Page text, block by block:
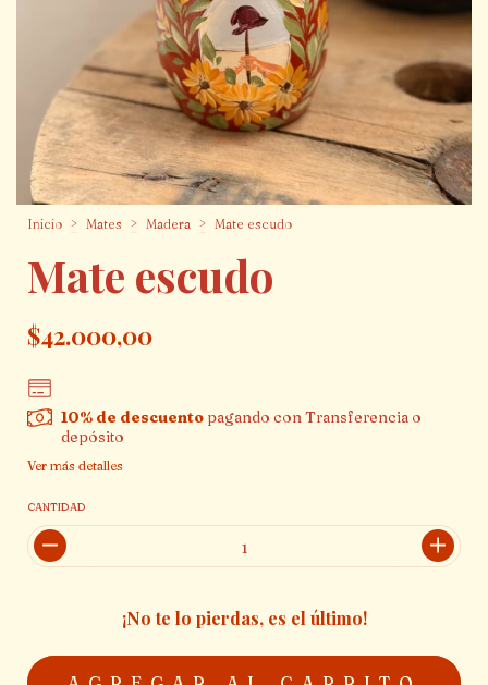
Inicio > Mates > Madera > Mate escudo
Mate escudo
$42.000,00
10% de descuento pagando con Transferencia o
depósito
Ver más detalles
CANTIDAD
¡No te lo pierdas, es el último!